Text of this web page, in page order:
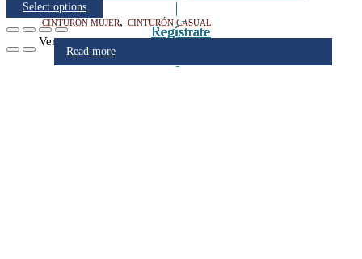
Regístrate
Regístrate
Read more
Regístrate
Regístrate
Read more
Regístrate
Regístrate
Regístrate
Cinturón mujer, Cinturón casual
Regístrate
Read more
Ver
Select options